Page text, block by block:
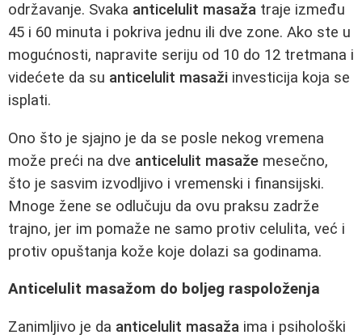
održavanje. Svaka anticelulit masaža traje između
45 i 60 minuta i pokriva jednu ili dve zone. Ako ste u
mogućnosti, napravite seriju od 10 do 12 tretmana i
videćete da su anticelulit masaži investicija koja se
isplati.
Ono što je sjajno je da se posle nekog vremena
može preći na dve anticelulit masaže mesečno,
što je sasvim izvodljivo i vremenski i finansijski.
Mnoge žene se odlučuju da ovu praksu zadrže
trajno, jer im pomaže ne samo protiv celulita, već i
protiv opuštanja kože koje dolazi sa godinama.
Anticelulit masažom do boljeg raspoloženja
Zanimljivo je da anticelulit masaža ima i psihološki